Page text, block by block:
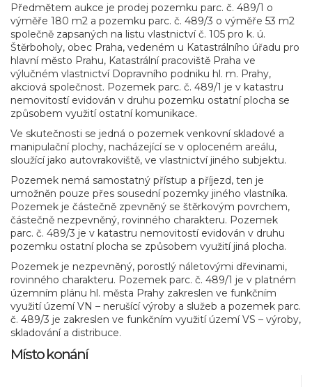
Předmětem aukce je prodej pozemku parc. č. 489/1 o
výměře 180 m2 a pozemku parc. č. 489/3 o výměře 53 m2
společně zapsaných na listu vlastnictví č. 105 pro k. ú.
Štěrboholy, obec Praha, vedeném u Katastrálního úřadu pro
hlavní město Prahu, Katastrální pracoviště Praha ve
výlučném vlastnictví Dopravního podniku hl. m. Prahy,
akciová společnost. Pozemek parc. č. 489/1 je v katastru
nemovitostí evidován v druhu pozemku ostatní plocha se
způsobem využití ostatní komunikace.
Ve skutečnosti se jedná o pozemek venkovní skladové a
manipulační plochy, nacházející se v oploceném areálu,
sloužící jako autovrakoviště, ve vlastnictví jiného subjektu.
Pozemek nemá samostatný přístup a příjezd, ten je
umožněn pouze přes sousední pozemky jiného vlastníka.
Pozemek je částečně zpevněný se štěrkovým povrchem,
částečně nezpevněný, rovinného charakteru. Pozemek
parc. č. 489/3 je v katastru nemovitostí evidován v druhu
pozemku ostatní plocha se způsobem využití jiná plocha.
Pozemek je nezpevněný, porostlý náletovými dřevinami,
rovinného charakteru. Pozemek parc. č. 489/1 je v platném
územním plánu hl. města Prahy zakreslen ve funkčním
využití území VN – nerušící výroby a služeb a pozemek parc.
č. 489/3 je zakreslen ve funkčním využití území VS – výroby,
skladování a distribuce.
Místo konání